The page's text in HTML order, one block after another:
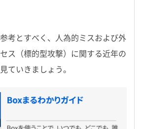
考とすべく、人為的ミスおよび外
ス（標的型攻撃）に関する近年の
ていきましょう。